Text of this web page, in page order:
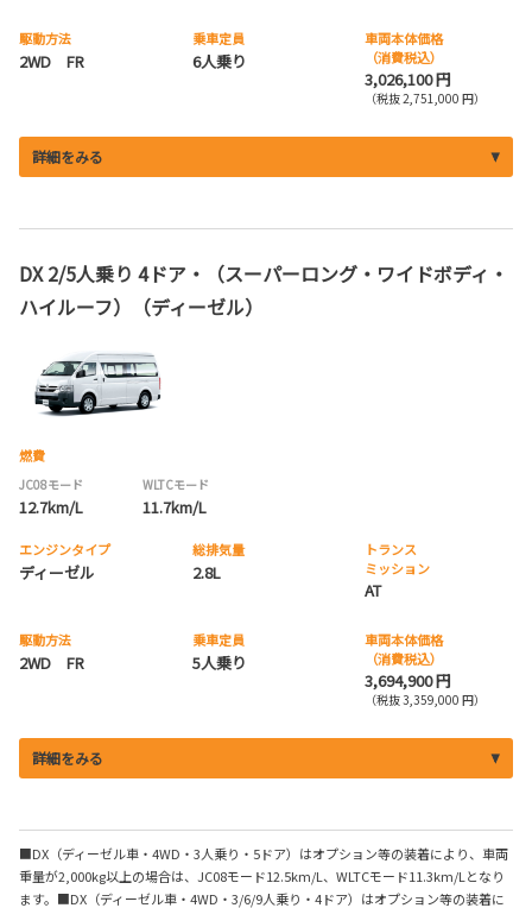
駆動方法
2WD FR
乗車定員
6人乗り
車両本体価格
（消費税込）
3,026,100 円
（税抜 2,751,000 円）
詳細をみる
DX 2/5人乗り 4ドア・（スーパーロング・ワイドボディ・
ハイルーフ）（ディーゼル）
燃費
JC08モード
12.7km/L
WLTCモード
11.7km/L
エンジンタイプ
ディーゼル
総排気量
2.8L
トランス
ミッション
AT
駆動方法
2WD FR
乗車定員
5人乗り
車両本体価格
（消費税込）
3,694,900 円
（税抜 3,359,000 円）
詳細をみる
■DX（ディーゼル車・4WD・3人乗り・5ドア）はオプション等の装着により、車両
重量が2,000kg以上の場合は、JC08モード12.5km/L、WLTCモード11.3km/Lとなり
ます。■DX（ディーゼル車・4WD・3/6/9人乗り・4ドア）はオプション等の装着に